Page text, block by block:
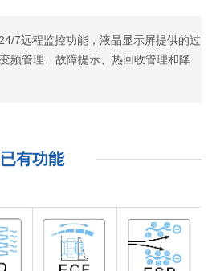
7远程监控功能，液晶显示屏提供的过
频管理、故障提示、热回收管理和降
已有功能